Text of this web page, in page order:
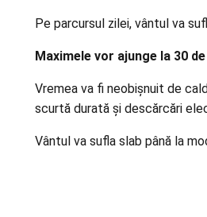
Pe parcursul zilei, vântul va
Maximele vor ajunge la 30
Vremea va fi neobișnuit de
scurtă durată și descărcări
Vântul va sufla slab până la